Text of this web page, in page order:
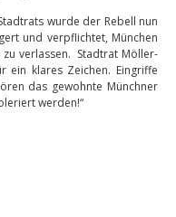
wurde der Rebell nun
und verpflichtet, München
zu verlassen. Stadtrat Möller-
ein klares Zeichen. Eingriffe
das gewohnte Münchner
werden!“